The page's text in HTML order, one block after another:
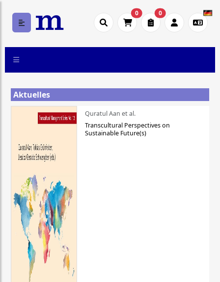
0 0
Aktuelles
Quratul Aan et al.
Transcultural Perspectives on
Sustainable Future(s)